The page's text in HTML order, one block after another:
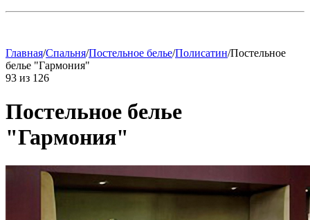
Главная/Спальня/Постельное белье/Полисатин/Постельное
белье "Гармония"
93 из 126
Постельное белье
"Гармония"